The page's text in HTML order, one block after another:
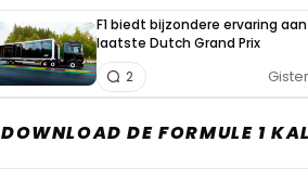
F1 biedt bijzondere ervaring
laatste Dutch Grand Prix
2
DOWNLOAD DE FORMULE 1